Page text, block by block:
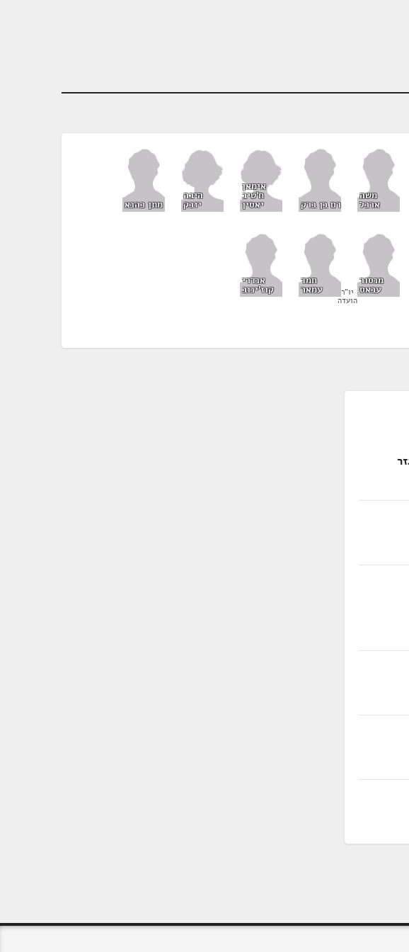
משה
ארבל רם בן ברק
אימאן
ח'טיב
יאסין
היבה
יזבק מתן כהנא
מנסור
עבאס יו"ר
הועדה
חמד
עמאר
אנדרי
קוז'ינוב